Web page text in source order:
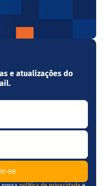
e atualizações do